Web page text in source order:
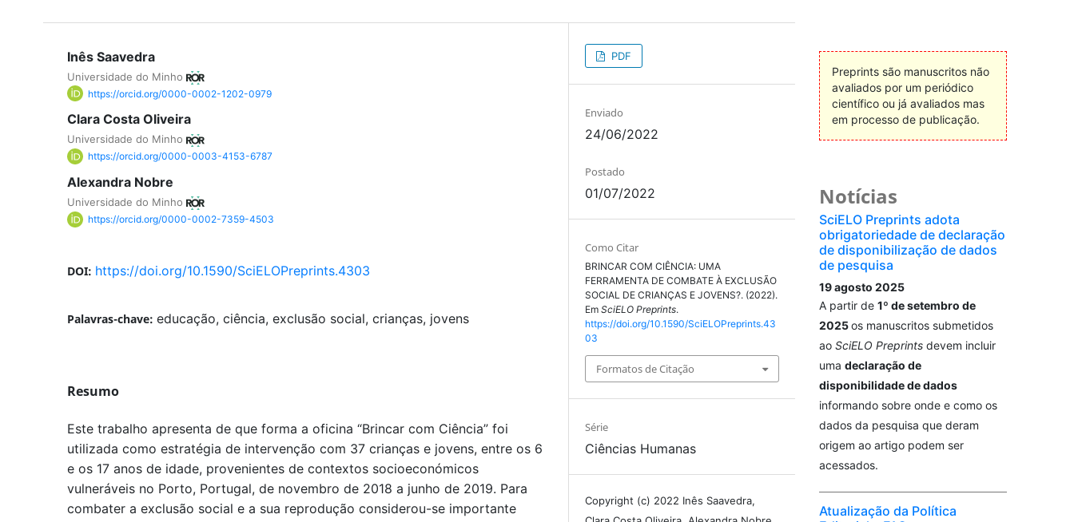
Inês Saavedra
Universidade do Minho
https://orcid.org/0000-0002-1202-0979
Clara Costa Oliveira
Universidade do Minho
https://orcid.org/0000-0003-4153-6787
Alexandra Nobre
Universidade do Minho
https://orcid.org/0000-0002-7359-4503
DOI: https://doi.org/10.1590/SciELOPreprints.4303
Palavras-chave: educação, ciência, exclusão social, crianças, jovens
Resumo
Este trabalho apresenta de que forma a oficina “Brincar com Ciência” foi
utilizada como estratégia de intervenção com 37 crianças e jovens, entre os 6
e os 17 anos de idade, provenientes de contextos socioeconómicos
vulneráveis no Porto, Portugal, de novembro de 2018 a junho de 2019. Para
combater a exclusão social e a sua reprodução considerou-se importante
PDF
Enviado
24/06/2022
Postado
01/07/2022
Como Citar
BRINCAR COM CIÊNCIA: UMA
FERRAMENTA DE COMBATE À EXCLUSÃO
SOCIAL DE CRIANÇAS E JOVENS?. (2022).
EmSciELO Preprints.
https://doi.org/10.1590/SciELOPreprints.43
03
Formatos de Citação
Série
Ciências Humanas
Copyright (c) 2022 Inês Saavedra,
Preprints são manuscritos não
avaliados por um periódico
científico ou já avaliados mas
em processo de publicação.
Notícias
SciELO Preprints adota
obrigatoriedade de declaração
de disponibilização de dados
de pesquisa
19 agosto 2025
A partir de 1º de setembro de
2025os manuscritos submetidos
ao SciELO Preprintsdevem incluir
uma declaração de
disponibilidade de dados
informando sobre onde e como os
dados da pesquisa que deram
origem ao artigo podem ser
acessados.
Atualização da Política